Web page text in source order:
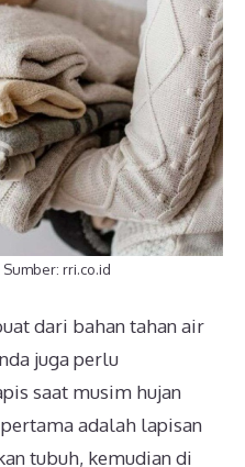
rri.co.id
dari bahan tahan air
juga perlu
saat musim hujan
adalah lapisan
tubuh, kemudian di